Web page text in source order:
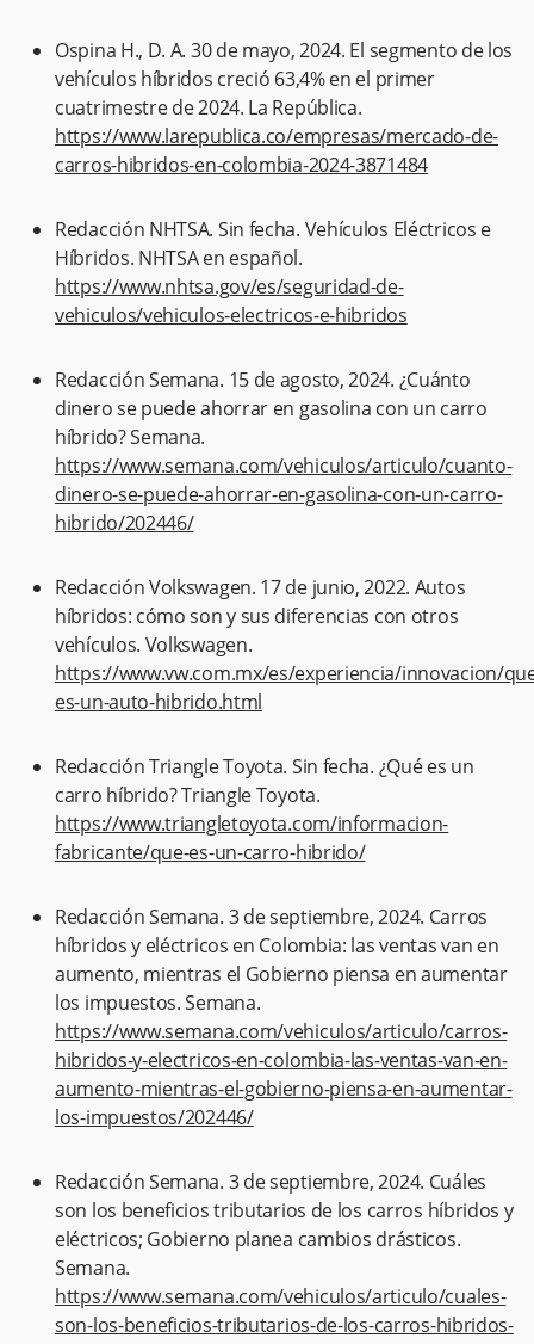
Ospina H., D. A. 30 de mayo, 2024. El segmento de los
vehículos híbridos creció 63,4% en el primer
cuatrimestre de 2024. La República.
https://www.larepublica.co/empresas/mercado-de-
carros-hibridos-en-colombia-2024-3871484
Redacción NHTSA. Sin fecha. Vehículos Eléctricos e
Híbridos. NHTSA en español.
https://www.nhtsa.gov/es/seguridad-de-
vehiculos/vehiculos-electricos-e-hibridos
Redacción Semana. 15 de agosto, 2024. ¿Cuánto
dinero se puede ahorrar en gasolina con un carro
híbrido? Semana.
https://www.semana.com/vehiculos/articulo/cuanto-
dinero-se-puede-ahorrar-en-gasolina-con-un-carro-
hibrido/202446/
Redacción Volkswagen. 17 de junio, 2022. Autos
híbridos: cómo son y sus diferencias con otros
vehículos. Volkswagen.
https://www.vw.com.mx/es/experiencia/innovacion/
es-un-auto-hibrido.html
Redacción Triangle Toyota. Sin fecha. ¿Qué es un
carro híbrido? Triangle Toyota.
https://www.triangletoyota.com/informacion-
fabricante/que-es-un-carro-hibrido/
Redacción Semana. 3 de septiembre, 2024. Carros
híbridos y eléctricos en Colombia: las ventas van en
aumento, mientras el Gobierno piensa en aumentar
los impuestos. Semana.
https://www.semana.com/vehiculos/articulo/carros-
hibridos-y-electricos-en-colombia-las-ventas-van-en-
aumento-mientras-el-gobierno-piensa-en-aumentar-
los-impuestos/202446/
Redacción Semana. 3 de septiembre, 2024. Cuáles
son los beneficios tributarios de los carros híbridos y
eléctricos; Gobierno planea cambios drásticos.
Semana.
https://www.semana.com/vehiculos/articulo/cuales-
son-los-beneficios-tributarios-de-los-carros-hibridos-